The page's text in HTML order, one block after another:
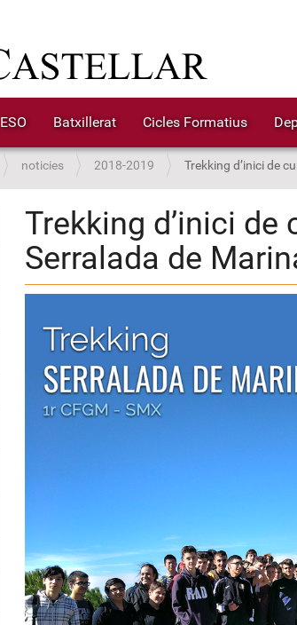
ESO Batxillerat Cicles Formatius
noticies 2018-2019 Trekking d’inici de
Trekking d’inici de
Serralada de